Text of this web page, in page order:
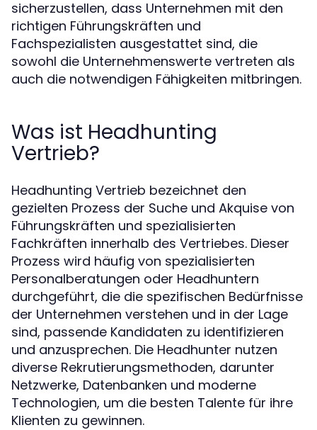
sicherzustellen, dass Unternehmen mit den
richtigen Führungskräften und
Fachspezialisten ausgestattet sind, die
sowohl die Unternehmenswerte vertreten als
auch die notwendigen Fähigkeiten mitbringen.
Was ist Headhunting
Vertrieb?
Headhunting Vertrieb bezeichnet den
gezielten Prozess der Suche und Akquise von
Führungskräften und spezialisierten
Fachkräften innerhalb des Vertriebes. Dieser
Prozess wird häufig von spezialisierten
Personalberatungen oder Headhuntern
durchgeführt, die die spezifischen Bedürfnisse
der Unternehmen verstehen und in der Lage
sind, passende Kandidaten zu identifizieren
und anzusprechen. Die Headhunter nutzen
diverse Rekrutierungsmethoden, darunter
Netzwerke, Datenbanken und moderne
Technologien, um die besten Talente für ihre
Klienten zu gewinnen.